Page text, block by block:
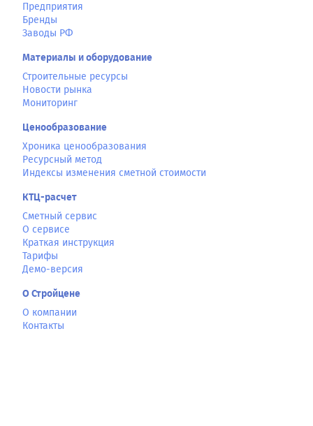
Предприятия
Бренды
Заводы РФ
Материалы и оборудование
Строительные ресурсы
Новости рынка
Мониторинг
Ценообразование
Хроника ценообразования
Ресурсный метод
Индексы изменения сметной стоимости
КТЦ-расчет
Сметный сервис
О сервисе
Краткая инструкция
Тарифы
Демо-версия
О Стройцене
О компании
Контакты